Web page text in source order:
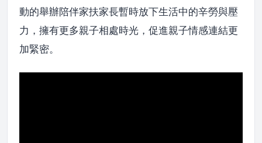
動的舉辦陪伴家扶家長暫時放下生活中的辛勞與壓
力，擁有更多親子相處時光，促進親子情感連結更
加緊密。